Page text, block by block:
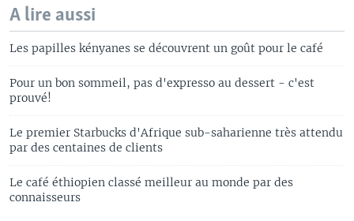
A lire aussi
Les papilles kényanes se découvrent un goût pour le café
Pour un bon sommeil, pas d'expresso au dessert - c'est
prouvé!
Le premier Starbucks d'Afrique sub-saharienne très attendu
par des centaines de clients
Le café éthiopien classé meilleur au monde par des
connaisseurs